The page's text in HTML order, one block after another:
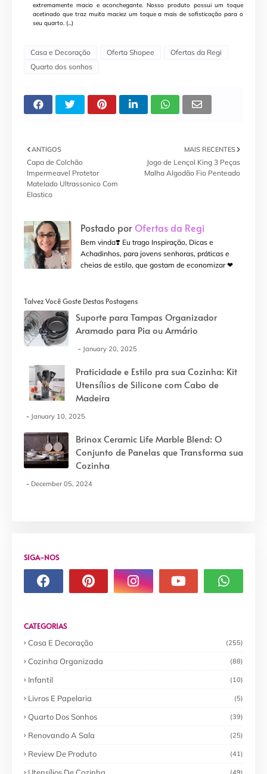
extremamente macio e aconchegante. Nosso produto possui um toque
acetinado que traz muita maciez um toque a mais de sofisticação para o
seu quarto. (...)
Casa e Decoração Oferta Shopee
Ofertas da Regi
Quarto dos sonhos
MAIS RECENTES
Jogo de Lençol King 3 Peças
Malha Algodão Fio Penteado
ANTIGOS
Capa de Colchão
Impermeavel Protetor
Matelado Ultrassonico Com
Elastico
Postado porOfertas da Regi
Bem vinda❣️ Eu trago Inspiração, Dicas e
Achadinhos, para jovens senhoras, práticas e
cheias de estilo, que gostam de economizar ❤
Talvez Você Goste Destas Postagens
Suporte para Tampas Organizador
Aramado para Pia ou Armário
January 20, 2025
Praticidade e Estilo pra sua Cozinha: Kit
Utensílios de Silicone com Cabo de
Madeira
January 10, 2025
Brinox Ceramic Life Marble Blend: O
Conjunto de Panelas que Transforma sua
Cozinha
December 05, 2024
SIGA-NOS
CATEGORIAS
Casa E Decoração
(255)
Cozinha Organizada (88)
Infantil (10)
Livros E Papelaria (5)
Quarto Dos Sonhos (39)
Renovando A Sala (25)
Review De Produto (41)
Utensílios De Cozinha (49)